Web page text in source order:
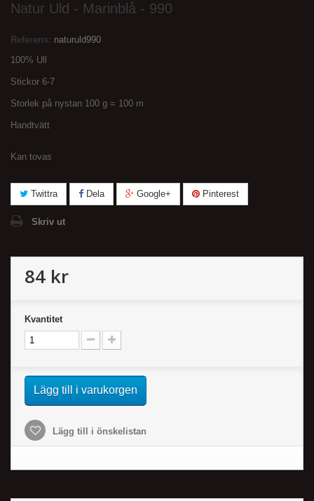
Natur Uld - Marinblå - 990
Referens: naturuld990
100% Ull
Stickor 6-7
Storlek på nystan 100 g = 100 m
Handtvätt
Kan tovas
Twittra Dela Google+ Pinterest
Skriv ut
84 kr
Kvantitet
Lägg till i varukorgen
Lägg till i önskelistan